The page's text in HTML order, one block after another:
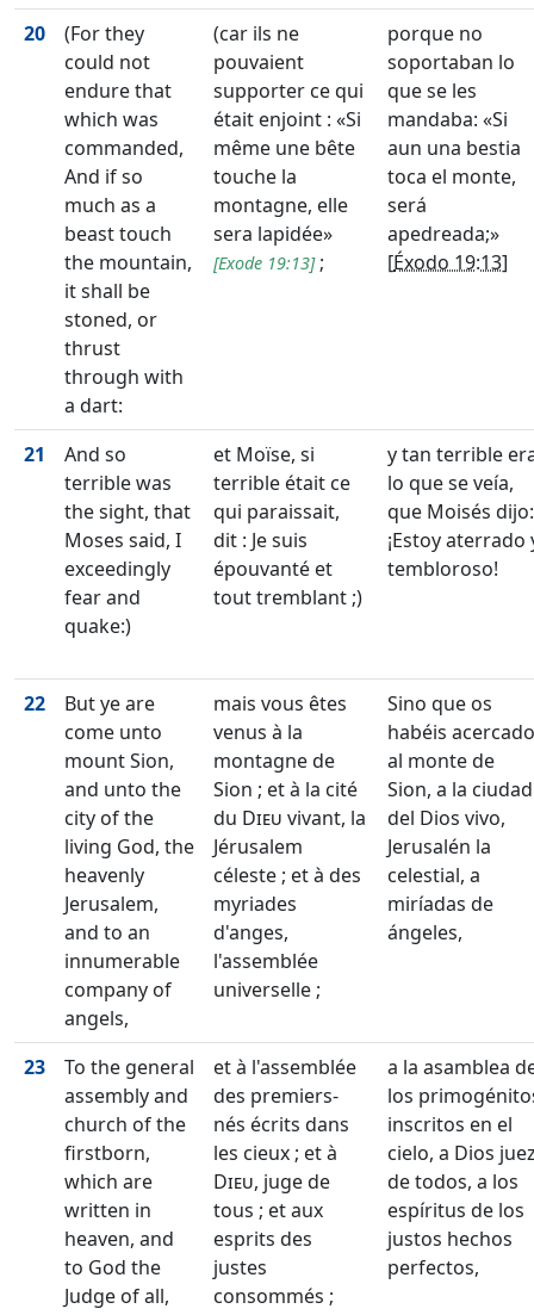
20
(For they
could not
endure that
which was
commanded,
And if so
much as a
beast touch
the mountain,
it shall be
stoned, or
thrust
through with
a dart:
(car ils ne
pouvaient
supporter ce qui
était enjoint : «Si
même une bête
touche la
montagne, elle
sera lapidée»
[Exode 19:13];
porque no
soportaban lo
que se les
mandaba: «Si
aun una bestia
toca el monte,
será
apedreada;»
[Éxodo 19:13]
21
And so
terrible was
the sight, that
Moses said, I
exceedingly
fear and
quake:)
et Moïse, si
terrible était ce
qui paraissait,
dit : Je suis
épouvanté et
tout tremblant ;)
y tan terrible
lo que se veía,
que Moisés dijo:
¡Estoy aterrado
tembloroso!
22
But ye are
come unto
mount Sion,
and unto the
city of the
living God, the
heavenly
Jerusalem,
and to an
innumerable
company of
angels,
mais vous êtes
venus à la
montagne de
Sion ; et à la cité
du Dieu vivant, la
Jérusalem
céleste ; et à des
myriades
d'anges,
l'assemblée
universelle ;
Sino que os
habéis acercado
al monte de
Sion, a la ciudad
del Dios vivo,
Jerusalén la
celestial, a
miríadas de
ángeles,
23
To the general
assembly and
church of the
firstborn,
which are
written in
heaven, and
to God the
Judge of all,
et à l'assemblée
des premiers-
nés écrits dans
les cieux ; et à
Dieu, juge de
tous ; et aux
esprits des
justes
consommés ;
a la asamblea
los
inscritos en el
cielo, a Dios
de todos, a los
espíritus de los
justos hechos
perfectos,